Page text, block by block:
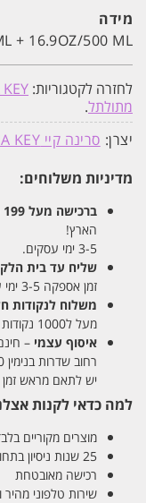
מידה
+ 16.9OZ/500 ML
לחזרה לקטגוריות:
מתולתל.
יצרן: סרינה קיי SARYNA KEY
מדיניות משלוחים:
ברכישה מעל 199 ש"ח
הארץ!
3-5 ימי עסקים.
שליח עד בית
זמן אספקה 3-5 ימי עסקים.
משלוח לנקודות
מעל ל1000 נקודות ברחבי הארץ. זמן אספקה 5-8 ימי עסקים.
איסוף עצמי –
רחוב שדרות בנימין 10 נתניה/ רחוב פנקס 12 נתניה – לבחירתכם
יש לתאם מראש זמן
למה כדאי לקנות
מוצרים מקוריים
25 שנות ניסיון בתחום מוצרי השיער והטיפוח
רכישה מאובטחת
שירות טלפוני